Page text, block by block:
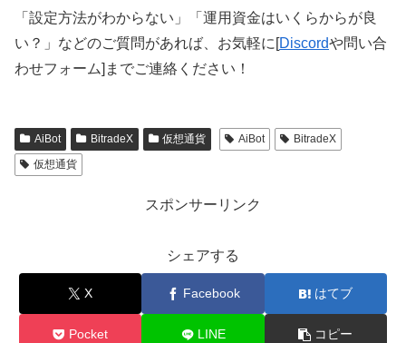
「設定方法がわからない」「運用資金はいくらからが良
い？」などのご質問があれば、お気軽に[Discordや問い合
わせフォーム]までご連絡ください！
AiBot BitradeX 仮想通貨 AiBot
BitradeX
仮想通貨
スポンサーリンク
シェアする
X Facebook はてブ
Pocket LINE コピー